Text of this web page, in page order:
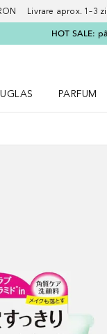
Livrare aprox. 1–3
HOT SALE:
PARFUM